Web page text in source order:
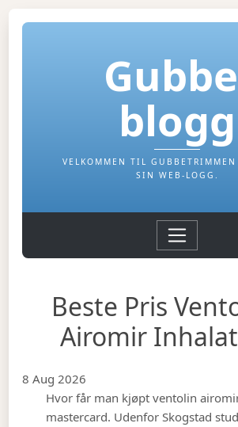
blogg
VELKOMMEN TIL
SIN WEB-LOGG.
Beste Pris
Airomir
8 Aug 2026
Hvor får man kjøpt ventolin
mastercard. Udenfor Skogstad